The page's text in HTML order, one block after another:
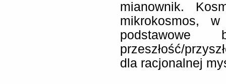
mianownik.
mikrokosmos,
podstawowe
przeszłość/
dla racjonalnej